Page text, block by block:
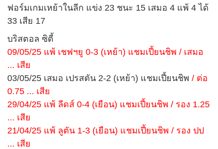
ฟอร์มเกมเหย้าในลีก แข่ง 23 ชนะ 15 เสมอ 4 แพ้ 4 ได้
33 เสีย 17
บริสตอล ซิตี้
09/05/25 แพ้ เชฟฯยู 0-3 (เหย้า) แชมเปี้ยนชิพ / เสมอ
... เสีย
03/05/25 เสมอ เปรสตัน 2-2 (เหย้า) แชมเปี้ยนชิพ / ต่อ
0.75 ... เสีย
29/04/25 แพ้ ลีดส์ 0-4 (เยือน) แชมเปี้ยนชิพ / รอง 1.25
... เสีย
21/04/25 แพ้ ลูตัน 1-3 (เยือน) แชมเปี้ยนชิพ / รอง ปป
... เสีย